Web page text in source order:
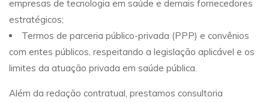
empresas de tecnologia em saúde e demais fornecedores
estratégicos;
Termos de parceria público-privada (PPP) e convênios
com entes públicos, respeitando a legislação aplicável e os
limites da atuação privada em saúde pública.
Além da redação contratual, prestamos consultoria